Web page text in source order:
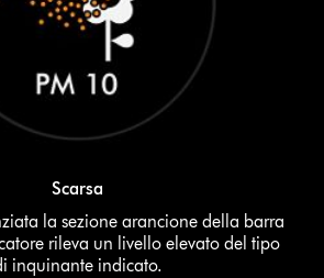
Scarsa
la sezione arancione della barra
rileva un livello elevato del tipo
inquinante indicato.